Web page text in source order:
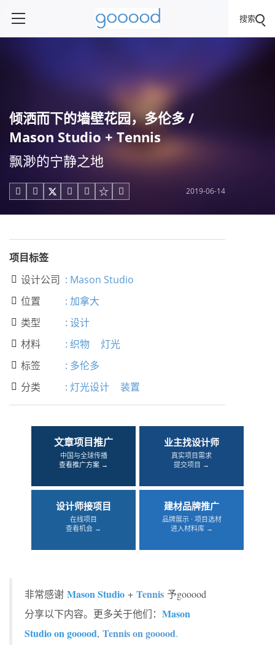
搜索
倾洒而下的墙壁花园，多伦多 /
Mason Studio + Tennis
飘渺的宁静之地
     2019-06-14
项目标签
 设计公司 : Mason Studio
 位置 : 加拿大
 类型 : 设计
 材料 : 织物 灯光
 标签 : 多伦多
 分类 : 灯光设计 装置
文章项目推广
中国与全球传播
查看推广方案 →
业主找设计师
真实项目需求
提交项目 →
设计师接项目
在线项目
查看机会 →
建材品牌推广
品牌展示 · 项目选材
进入材料库 →
非常感谢 Mason Studio + Tennis 予gooood
分享以下内容。更多关于他们： Mason
Studio on gooood, Tennis on gooood.